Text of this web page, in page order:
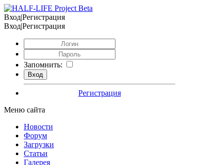
Вход|Регистрация
Вход|Регистрация
Запомнить:
Регистрация
Меню сайта
Новости
Форум
Загрузки
Статьи
Галерея